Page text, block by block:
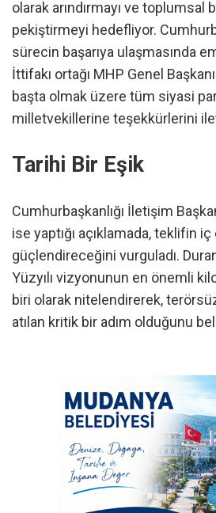
olarak arındırmayı ve toplumsal
pekiştirmeyi hedefliyor.
sürecin başarıya ulaşmasında
İttifakı ortağı MHP Genel Başkanı
başta olmak üzere tüm siyasi
milletvekillerine teşekkürlerini
Tarihi Bir Eşik
Cumhurbaşkanlığı İletişim
ise yaptığı açıklamada, teklifin
güçlendireceğini vurguladı.
Yüzyılı vizyonunun en önemli
biri olarak nitelendirerek,
atılan kritik bir adım olduğunu